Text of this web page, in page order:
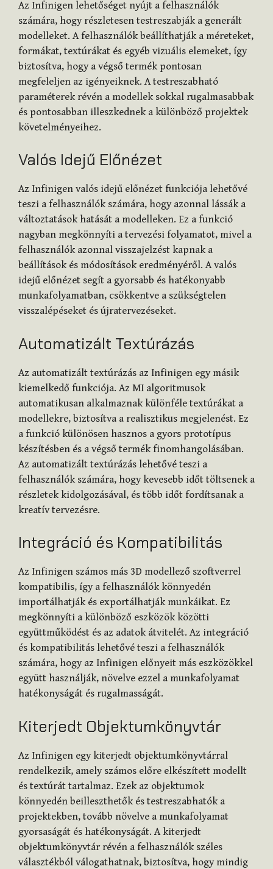
Az Infinigen lehetőséget nyújt a felhasználók
számára, hogy részletesen testreszabják a generált
modelleket. A felhasználók beállíthatják a méreteket,
formákat, textúrákat és egyéb vizuális elemeket, így
biztosítva, hogy a végső termék pontosan
megfeleljen az igényeiknek. A testreszabható
paraméterek révén a modellek sokkal rugalmasabbak
és pontosabban illeszkednek a különböző projektek
követelményeihez.
Valós Idejű Előnézet
Az Infinigen valós idejű előnézet funkciója lehetővé
teszi a felhasználók számára, hogy azonnal lássák a
változtatások hatását a modelleken. Ez a funkció
nagyban megkönnyíti a tervezési folyamatot, mivel a
felhasználók azonnal visszajelzést kapnak a
beállítások és módosítások eredményéről. A valós
idejű előnézet segít a gyorsabb és hatékonyabb
munkafolyamatban, csökkentve a szükségtelen
visszalépéseket és újratervezéseket.
Automatizált Textúrázás
Az automatizált textúrázás az Infinigen egy másik
kiemelkedő funkciója. Az MI algoritmusok
automatikusan alkalmaznak különféle textúrákat a
modellekre, biztosítva a realisztikus megjelenést. Ez
a funkció különösen hasznos a gyors prototípus
készítésben és a végső termék finomhangolásában.
Az automatizált textúrázás lehetővé teszi a
felhasználók számára, hogy kevesebb időt töltsenek a
részletek kidolgozásával, és több időt fordítsanak a
kreatív tervezésre.
Integráció és Kompatibilitás
Az Infinigen számos más 3D modellező szoftverrel
kompatibilis, így a felhasználók könnyedén
importálhatják és exportálhatják munkáikat. Ez
megkönnyíti a különböző eszközök közötti
együttműködést és az adatok átvitelét. Az integráció
és kompatibilitás lehetővé teszi a felhasználók
számára, hogy az Infinigen előnyeit más eszközökkel
együtt használják, növelve ezzel a munkafolyamat
hatékonyságát és rugalmasságát.
Kiterjedt Objektumkönyvtár
Az Infinigen egy kiterjedt objektumkönyvtárral
rendelkezik, amely számos előre elkészített modellt
és textúrát tartalmaz. Ezek az objektumok
könnyedén beilleszthetők és testreszabhatók a
projektekben, tovább növelve a munkafolyamat
gyorsaságát és hatékonyságát. A kiterjedt
objektumkönyvtár révén a felhasználók széles
választékból válogathatnak, biztosítva, hogy mindig